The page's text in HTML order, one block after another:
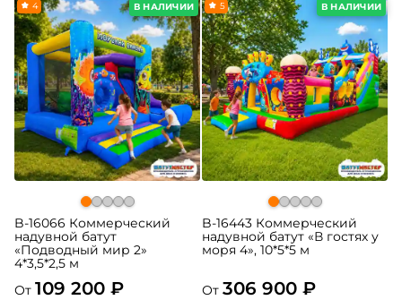
В НАЛИЧИИ
4
B-16066 Коммерческий
надувной батут
«Подводный мир 2»
4*3,5*2,5 м
От 109 200 ₽
В НАЛИЧИИ
5
B-16443 Коммерческий
надувной батут «В гостях у
моря 4», 10*5*5 м
От 306 900 ₽